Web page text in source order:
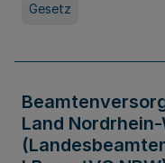
Gesetz
Land